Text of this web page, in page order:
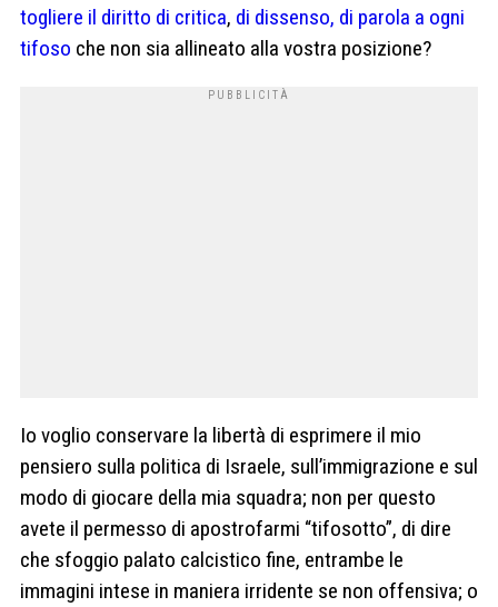
togliere il diritto di critica, di dissenso, di parola a ogni
tifoso che non sia allineato alla vostra posizione?
Io voglio conservare la libertà di esprimere il mio
pensiero sulla politica di Israele, sull’immigrazione e sul
modo di giocare della mia squadra; non per questo
avete il permesso di apostrofarmi “tifosotto”, di dire
che sfoggio palato calcistico fine, entrambe le
immagini intese in maniera irridente se non offensiva; o